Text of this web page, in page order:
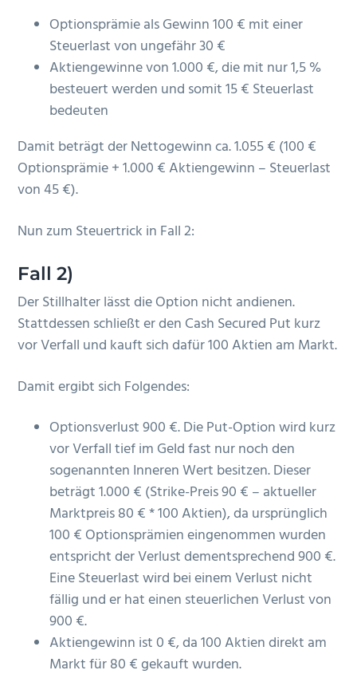
Optionsprämie als Gewinn 100 € mit einer
Steuerlast von ungefähr 30 €
Aktiengewinne von 1.000 €, die mit nur 1,5 %
besteuert werden und somit 15 € Steuerlast
bedeuten
Damit beträgt der Nettogewinn ca. 1.055 € (100 €
Optionsprämie + 1.000 € Aktiengewinn – Steuerlast
von 45 €).
Nun zum Steuertrick in Fall 2:
Fall 2)
Der Stillhalter lässt die Option nicht andienen.
Stattdessen schließt er den Cash Secured Put kurz
vor Verfall und kauft sich dafür 100 Aktien am Markt.
Damit ergibt sich Folgendes:
Optionsverlust 900 €. Die Put-Option wird kurz
vor Verfall tief im Geld fast nur noch den
sogenannten Inneren Wert besitzen. Dieser
beträgt 1.000 € (Strike-Preis 90 € – aktueller
Marktpreis 80 € * 100 Aktien), da ursprünglich
100 € Optionsprämien eingenommen wurden
entspricht der Verlust dementsprechend 900 €.
Eine Steuerlast wird bei einem Verlust nicht
fällig und er hat einen steuerlichen Verlust von
900 €.
Aktiengewinn ist 0 €, da 100 Aktien direkt am
Markt für 80 € gekauft wurden.